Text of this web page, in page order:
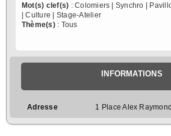
Mot(s) clef(s) : Colomiers | Synchro |
| Culture | Stage-Atelier
Thème(s): Tous
INFORMATIONS
Adresse 1 Place Alex